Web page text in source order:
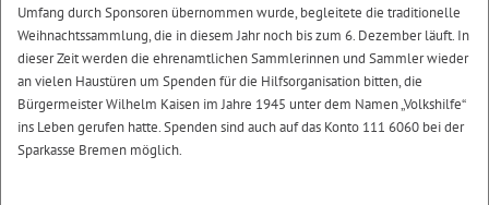
Umfang durch Sponsoren übernommen wurde, begleitete die traditionelle
Weihnachtssammlung, die in diesem Jahr noch bis zum 6. Dezember läuft. In
dieser Zeit werden die ehrenamtlichen Sammlerinnen und Sammler wieder
an vielen Haustüren um Spenden für die Hilfsorganisation bitten, die
Bürgermeister Wilhelm Kaisen im Jahre 1945 unter dem Namen „Volkshilfe“
ins Leben gerufen hatte. Spenden sind auch auf das Konto 111 6060 bei der
Sparkasse Bremen möglich.